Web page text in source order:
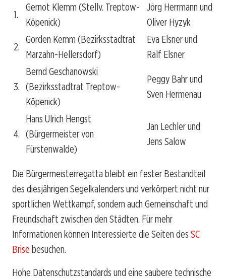
1.
Gernot Klemm (Stellv. Treptow-
Köpenick)
Jörg Herrmann und
Oliver Hyzyk
2.
Gorden Kemm (Bezirksstadtrat
Marzahn-Hellersdorf)
Eva Elsner und
Ralf Elsner
3.
Bernd Geschanowski
(Bezirksstadtrat Treptow-
Köpenick)
Peggy Bahr und
Sven Hermenau
4.
Hans Ulrich Hengst
(Bürgermeister von
Fürstenwalde)
Jan Lechler und
Jens Salow
Die Bürgermeisterregatta bleibt ein fester Bestandteil
des diesjährigen Segelkalenders und verkörpert nicht nur
sportlichen Wettkampf, sondern auch Gemeinschaft und
Freundschaft zwischen den Städten. Für mehr
Informationen können Interessierte die Seiten des SC
Brise besuchen.
Hohe Datenschutzstandards und eine saubere technische